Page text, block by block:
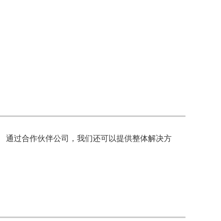
通过合作伙伴公司，我们还可以提供整体解决方